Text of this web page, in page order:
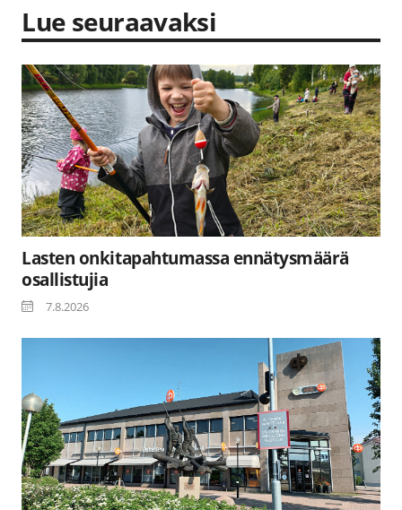
Lue seuraavaksi
Lasten onkitapahtumassa ennätysmäärä
osallistujia
7.8.2026